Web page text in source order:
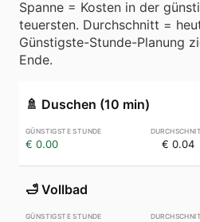
Spanne = Kosten in der
teuersten. Durchschnitt =
Günstigste-Stunde-Planung
Ende.
🚿 Duschen (10 min)
€ 0.00 € 0.04
🛁 Vollbad